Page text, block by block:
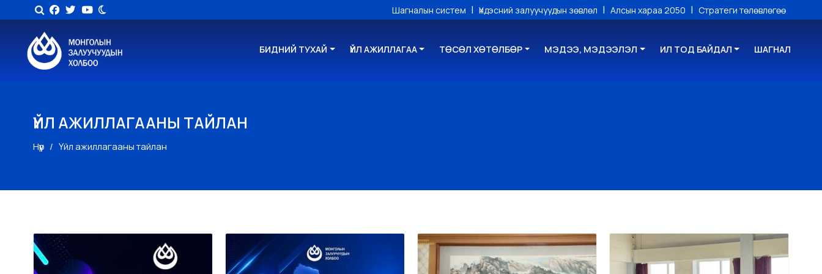
Шагналын систем | Үндэсний залуучуудын зөвлөл | Алсын хараа 2050 | Стратеги төлөвлөгөө
БИДНИЙ ТУХАЙ ҮЙЛ АЖИЛЛАГАА ТӨСӨЛ ХӨТӨЛБӨР МЭДЭЭ, МЭДЭЭЛЭЛ ИЛ ТОД БАЙДАЛ ШАГНАЛ
ҮЙЛ АЖИЛЛАГААНЫ ТАЙЛАН
Нүүр Үйл ажиллагааны тайлан